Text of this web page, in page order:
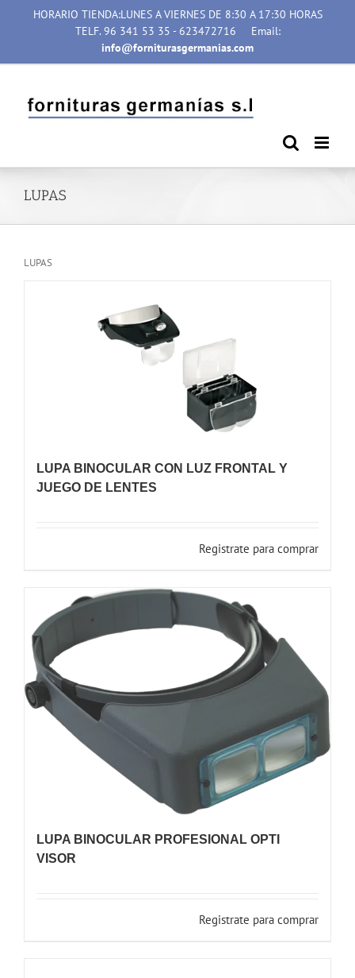
HORARIO TIENDA:LUNES A VIERNES DE 8:30 A 17:30 HORAS
TELF. 96 341 53 35 - 623472716
Email:
info@forniturasgermanias.com
LUPAS
LUPAS
LUPA BINOCULAR CON LUZ FRONTAL Y
JUEGO DE LENTES
Registrate para comprar
LUPA BINOCULAR PROFESIONAL OPTI
VISOR
Registrate para comprar